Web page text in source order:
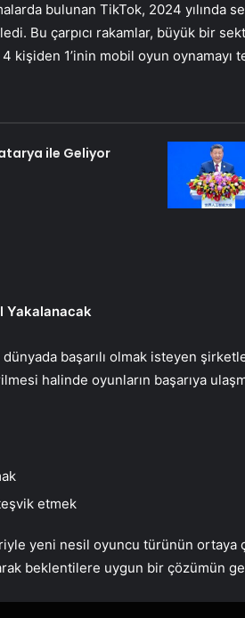
bulunan TikTok, 2024 yılında
Bu çarpıcı rakamlar, büyük bir
kişiden 1’inin mobil oyun oynamayı
ile Geliyor
Yakalanacak
başarılı olmak isteyen
halinde oyunların başarıya
etmek
yeni nesil oyuncu türünün ortaya
beklentilere uygun bir çözümün